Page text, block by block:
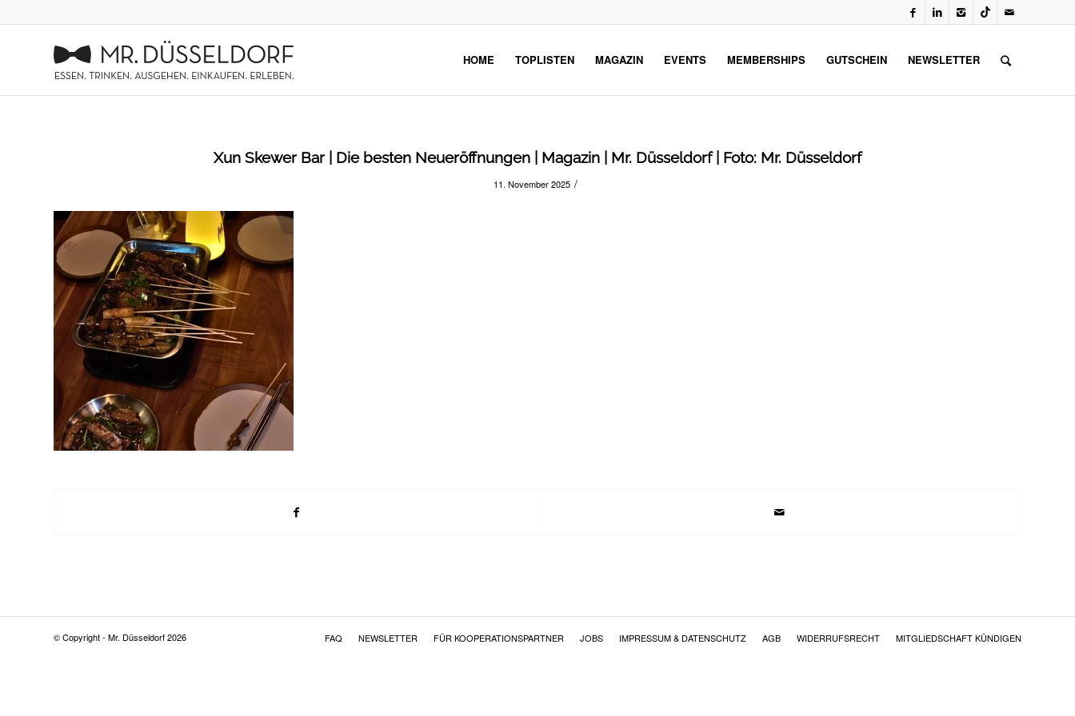
HOME TOPLISTEN MAGAZIN EVENTS MEMBERSHIPS GUTSCHEIN NEWSLETTER
Xun Skewer Bar | Die besten Neueröffnungen | Magazin | Mr. Düsseldorf | Foto: Mr. Düsseldorf
11. November 2025 /
© Copyright - Mr. Düsseldorf 2026 FAQ NEWSLETTER FÜR KOOPERATIONSPARTNER JOBS IMPRESSUM & DATENSCHUTZ AGB WIDERRUFSRECHT MITGLIEDSCHAFT KÜNDIGEN